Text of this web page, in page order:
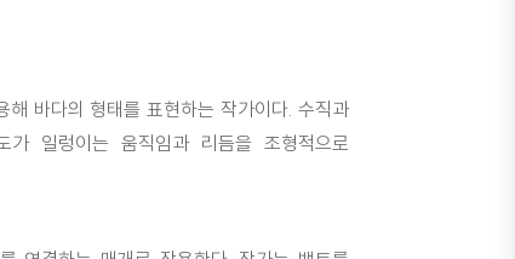
바다의 형태를 표현하는 작가이다. 수직과
일렁이는 움직임과 리듬을 조형적으로